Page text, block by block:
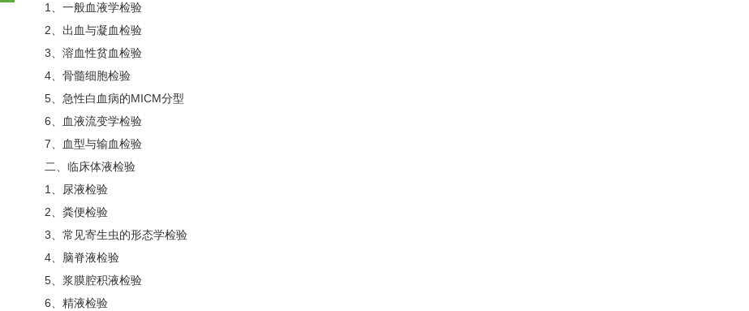
1、一般血液学检验
2、出血与凝血检验
3、溶血性贫血检验
4、骨髓细胞检验
5、急性白血病的MICM分型
6、血液流变学检验
7、血型与输血检验
二、临床体液检验
1、尿液检验
2、粪便检验
3、常见寄生虫的形态学检验
4、脑脊液检验
5、浆膜腔积液检验
6、精液检验